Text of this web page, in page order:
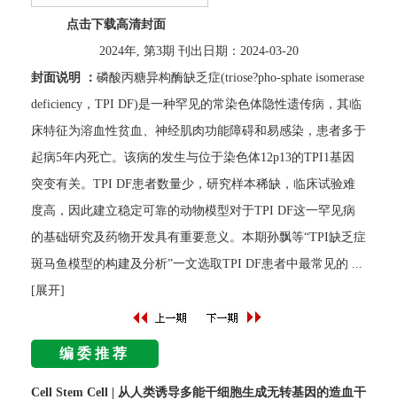
点击下载高清封面
2024年, 第3期 刊出日期：2024-03-20
封面说明 ： 磷酸丙糖异构酶缺乏症(triose?pho-sphate isomerase
deficiency，TPI DF)是一种罕见的常染色体隐性遗传病，其临
床特征为溶血性贫血、神经肌肉功能障碍和易感染，患者多于
起病5年内死亡。该病的发生与位于染色体12p13的TPI1基因
突变有关。TPI DF患者数量少，研究样本稀缺，临床试验难
度高，因此建立稳定可靠的动物模型对于TPI DF这一罕见病
的基础研究及药物开发具有重要意义。本期孙飘等“TPI缺乏症
斑马鱼模型的构建及分析”一文选取TPI DF患者中最常见的
[展开]
编委推荐
Cell Stem Cell | 从人类诱导多能干细胞生成无转基因的造血干